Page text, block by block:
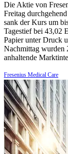
Die Aktie von
Freitag
sank der Kurs um
Tagestief bei 43,02
Papier unter Druck
Nachmittag wurden
anhaltende
Fresenius Medical Care